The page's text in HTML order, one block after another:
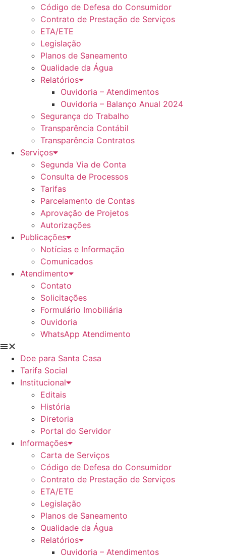
Código de Defesa do Consumidor
Contrato de Prestação de Serviços
ETA/ETE
Legislação
Planos de Saneamento
Qualidade da Água
Relatórios
Ouvidoria – Atendimentos
Ouvidoria – Balanço Anual 2024
Segurança do Trabalho
Transparência Contábil
Transparência Contratos
Serviços
Segunda Via de Conta
Consulta de Processos
Tarifas
Parcelamento de Contas
Aprovação de Projetos
Autorizações
Publicações
Notícias e Informação
Comunicados
Atendimento
Contato
Solicitações
Formulário Imobiliária
Ouvidoria
WhatsApp Atendimento
Doe para Santa Casa
Tarifa Social
Institucional
Editais
História
Diretoria
Portal do Servidor
Informações
Carta de Serviços
Código de Defesa do Consumidor
Contrato de Prestação de Serviços
ETA/ETE
Legislação
Planos de Saneamento
Qualidade da Água
Relatórios
Ouvidoria – Atendimentos